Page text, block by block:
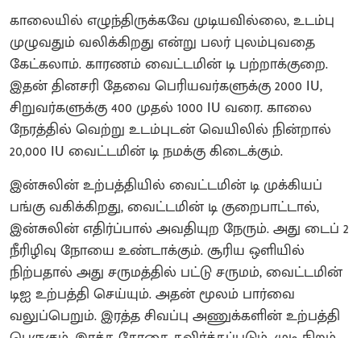
காலையில் எழுந்திருக்கவே முடியவில்லை, உடம்பு
முழுவதும் வலிக்கிறது என்று பலர் புலம்புவதை
கேட்கலாம். காரணம் வைட்டமின் டி பற்றாக்குறை.
இதன் தினசரி தேவை பெரியவர்களுக்கு 2000 IU,
சிறுவர்களுக்கு 400 முதல் 1000 IU வரை. காலை
நேரத்தில் வெற்று உடம்புடன் வெயிலில் நின்றால்
20,000 IU வைட்டமின் டி நமக்கு கிடைக்கும்.
இன்சுலின் உற்பத்தியில் வைட்டமின் டி முக்கியப்
பங்கு வகிக்கிறது, வைட்டமின் டி குறைபாட்டால்,
இன்சுலின் எதிர்ப்பால் அவதியுற நேரும். அது டைப் 2
நீரிழிவு நோயை உண்டாக்கும். சூரிய ஒளியில்
நிற்பதால் அது சருமத்தில் பட்டு சருமம், வைட்டமின்
டிஐ உற்பத்தி செய்யும். அதன் மூலம் பார்வை
வலுப்பெறும். இரத்த சிவப்பு அணுக்களின் உற்பத்தி